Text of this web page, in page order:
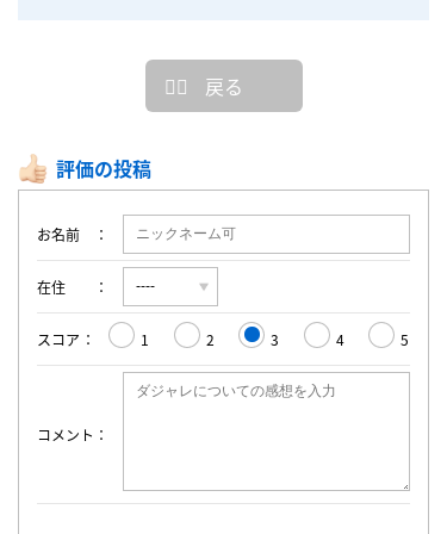
戻る
評価の投稿
お名前
在住
スコア 1 2 3 4 5
コメント